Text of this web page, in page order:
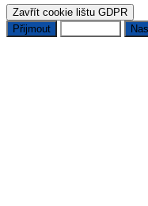
Zavřít cookie lištu GDPR
Přijmout